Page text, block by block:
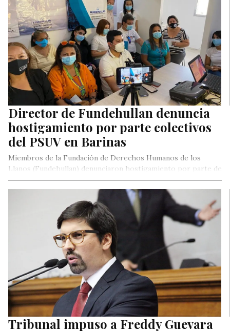
Director de Fundehullan denuncia
hostigamiento por parte colectivos
del PSUV en Barinas
Miembros de la Fundación de Derechos Humanos de los
Llanos (Fundehullan) denunciaron hostigamiento por parte de
unos colectivos asociados al…
Tribunal impuso a Freddy Guevara